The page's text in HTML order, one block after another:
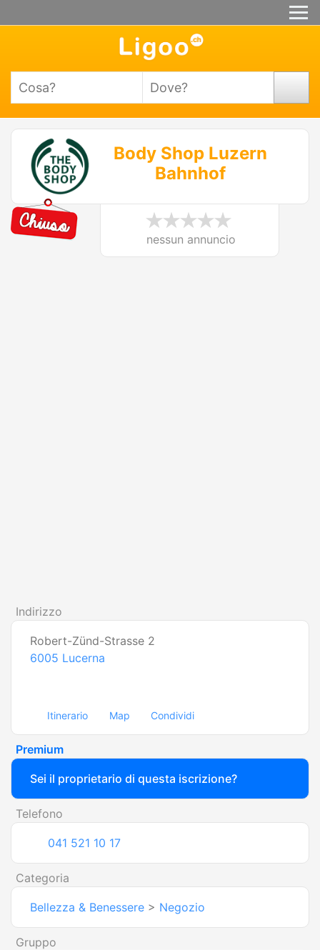
Body Shop Luzern
Bahnhof
nessun annuncio
Indirizzo
Robert-Zünd-Strasse 2
6005 Lucerna
Itinerario Map Condividi
Premium
Sei il proprietario di questa iscrizione?
Telefono
041 521 10 17
Categoria
Bellezza & Benessere > Negozio
Gruppo